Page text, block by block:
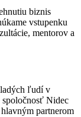
biznis
vstupenku
mentorov a
ľudí v
spoločnosť Nidec
partnerom